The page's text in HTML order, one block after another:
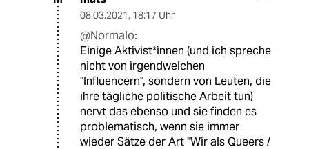
08.03.2021, 18:17 Uhr
@Normalo:
Einige Aktivist*innen (und ich spreche
nicht von irgendwelchen
"Influencern", sondern von Leuten, die
ihre tägliche politische Arbeit tun)
nervt das ebenso und sie finden es
problematisch, wenn sie immer
wieder Sätze der Art "Wir als Queers /